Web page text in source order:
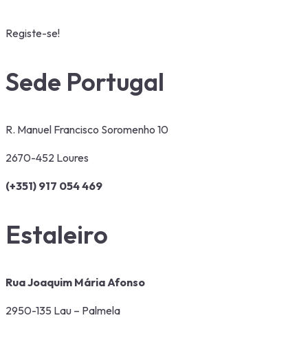
Registe-se!
Sede Portugal
R. Manuel Francisco Soromenho 10
2670-452 Loures
(+351) 917 054 469
Estaleiro
Rua Joaquim Mária Afonso
2950-135 Lau – Palmela